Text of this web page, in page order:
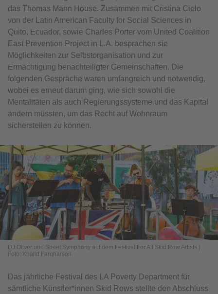
das Thomas Mann House. Zusammen mit Cristina Cielo
von der Latin American Faculty for Social Sciences in
Quito, Ecuador, sowie Charles Porter vom United Coalition
East Prevention Project in L.A. besprachen sie
Möglichkeiten zur Selbstorganisation und zur
Ermächtigung benachteiligter Gemeinschaften. Die
folgenden Gespräche waren umfangreich und notwendig,
wobei es erneut darum ging, wie sich sowohl die
Mentalitäten als auch Regierungssysteme und das Kapital
ändern müssten, um das Recht auf Wohnraum
sicherstellen zu können.
DJ Oliver und Street Symphony auf dem Festival For All Skid Row Artists |
Foto: Khalid Farqharson
Das jährliche Festival des LA Poverty Department für
sämtliche Künstler*innen Skid Rows stellte den Abschluss